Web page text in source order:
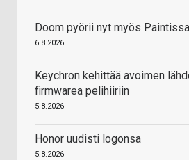
Doom pyörii nyt myös Paintissa
6.8.2026
Keychron kehittää avoimen
firmwarea pelihiiriin
5.8.2026
Honor uudisti logonsa
5.8.2026